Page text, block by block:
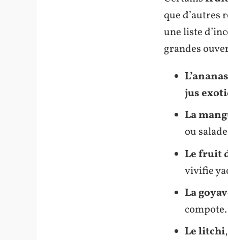
que d’autres
une liste
grandes
jus
La
ou
Le fruit
vivifie
La
compote.
Le litchi